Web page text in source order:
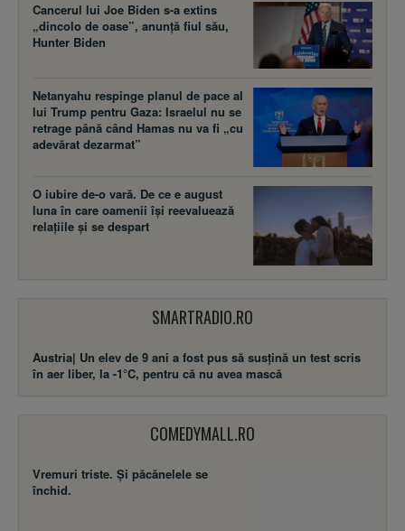
Cancerul lui Joe Biden s-a extins
„dincolo de oase”, anunță fiul său,
Hunter Biden
Netanyahu respinge planul de pace al
lui Trump pentru Gaza: Israelul nu se
retrage până când Hamas nu va fi „cu
adevărat dezarmat”
O iubire de-o vară. De ce e august
luna în care oamenii își reevaluează
relațiile și se despart
SMARTRADIO.RO
Austria| Un elev de 9 ani a fost pus să susţină un test scris
în aer liber, la -1°C, pentru că nu avea mască
COMEDYMALL.RO
Vremuri triste. Şi păcănelele se
închid.